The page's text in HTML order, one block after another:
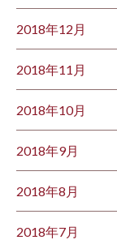
2018年12月
2018年11月
2018年10月
2018年9月
2018年8月
2018年7月